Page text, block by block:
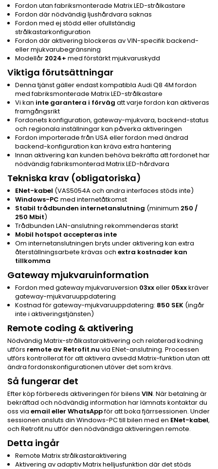
Fordon utan fabriksmonterade Matrix LED-strålkastare
Fordon där nödvändig ljushårdvara saknas
Fordon med ej stödd eller ofullständig
strålkastarkonfiguration
Fordon där aktivering blockeras av VIN-specifik backend-
eller mjukvarubegränsning
Modellår 2024+ med förstärkt mjukvaruskydd
Viktiga förutsättningar
Denna tjänst gäller endast kompatibla Audi Q8 4M fordon
med fabriksmonterade Matrix LED-strålkastare
Vi kan inte garantera i förväg att varje fordon kan aktiveras
framgångsrikt
Fordonets konfiguration, gateway-mjukvara, backend-status
och regionala inställningar kan påverka aktiveringen
Fordon importerade från USA eller fordon med ändrad
backend-konfiguration kan kräva extra hantering
Innan aktivering kan kunden behöva bekräfta att fordonet har
nödvändig fabriksmonterad Matrix LED-hårdvara
Tekniska krav (obligatoriska)
ENet-kabel (VAS5054A och andra interfaces stöds inte)
Windows-PC med internetåtkomst
Stabil trådbunden internetanslutning (minimum 250 /
250 Mbit)
Trådbunden LAN-anslutning rekommenderas starkt
Mobil hotspot accepteras inte
Om internetanslutningen bryts under aktivering kan extra
återställningsarbete krävas och extra kostnader kan
tillkomma
Gateway mjukvaruinformation
Fordon med gateway mjukvaruversion 03xxeller 05xxkräver
gateway-mjukvaruuppdatering
Kostnad för gateway-mjukvaruuppdatering: 850 SEK (ingår
inte i aktiveringstjänsten)
Remote coding & aktivering
Nödvändig Matrix-strålkastaraktivering och relaterad kodning
utförs remote av Retrofit.nu via ENet-anslutning. Processen
utförs kontrollerat för att aktivera avsedd Matrix-funktion utan att
ändra fordonskonfigurationen utöver det som krävs.
Så fungerar det
Efter köp förbereds aktiveringen för bilens VIN. När betalning är
bekräftad och nödvändig information har lämnats kontaktar du
oss via email eller WhatsAppför att boka fjärrsessionen. Under
sessionen ansluts din Windows-PC till bilen med en ENet-kabel,
och Retrofit.nu utför den nödvändiga aktiveringen remote.
Detta ingår
Remote Matrix strålkastaraktivering
Aktivering av adaptiv Matrix helljusfunktion där det stöds